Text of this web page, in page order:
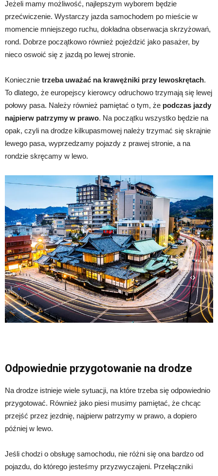
Jeżeli mamy możliwość, najlepszym wyborem będzie
przećwiczenie. Wystarczy jazda samochodem po mieście w
momencie mniejszego ruchu, dokładna obserwacja skrzyżowań,
rond. Dobrze początkowo również pojeździć jako pasażer, by
nieco oswoić się z jazdą po lewej stronie.
Koniecznie trzeba uważać na krawężniki przy lewoskrętach.
To dlatego, że europejscy kierowcy odruchowo trzymają się lewej
połowy pasa. Należy również pamiętać o tym, że podczas jazdy
najpierw patrzymy w prawo. Na początku wszystko będzie na
opak, czyli na drodze kilkupasmowej należy trzymać się skrajnie
lewego pasa, wyprzedzamy pojazdy z prawej stronie, a na
rondzie skręcamy w lewo.
Odpowiednie przygotowanie na drodze
Na drodze istnieje wiele sytuacji, na które trzeba się odpowiednio
przygotować. Również jako piesi musimy pamiętać, że chcąc
przejść przez jezdnię, najpierw patrzymy w prawo, a dopiero
później w lewo.
Jeśli chodzi o obsługę samochodu, nie różni się ona bardzo od
pojazdu, do którego jesteśmy przyzwyczajeni. Przełączniki